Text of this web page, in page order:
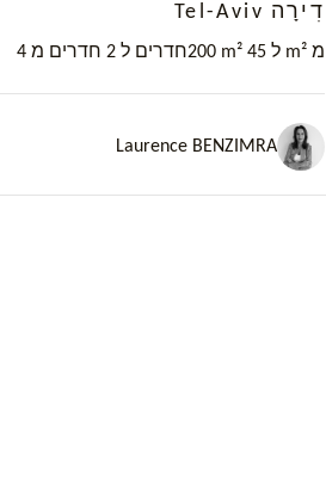
דִירָה Tel-Aviv
200 m² ל 45 m² מ 4 חדרים ל 2 חדרים מ
Laurence BENZIMRA